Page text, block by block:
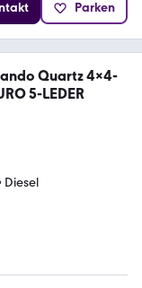
Parken
Quartz 4x4-
5-LEDER
Diesel